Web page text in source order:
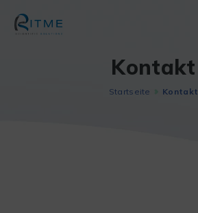
content
Kontakt
Startseite Kontakt